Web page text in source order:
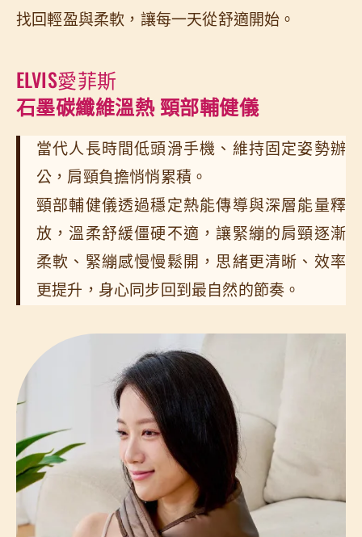
找回輕盈與柔軟，讓每一天從舒適開始。
ELVIS愛菲斯
石墨碳纖維溫熱 頸部輔健儀
當代人長時間低頭滑手機、維持固定姿勢辦
公，肩頸負擔悄悄累積。
頸部輔健儀透過穩定熱能傳導與深層能量釋
放，溫柔舒緩僵硬不適，讓緊繃的肩頸逐漸
柔軟、緊繃感慢慢鬆開，思緒更清晰、效率
更提升，身心同步回到最自然的節奏。